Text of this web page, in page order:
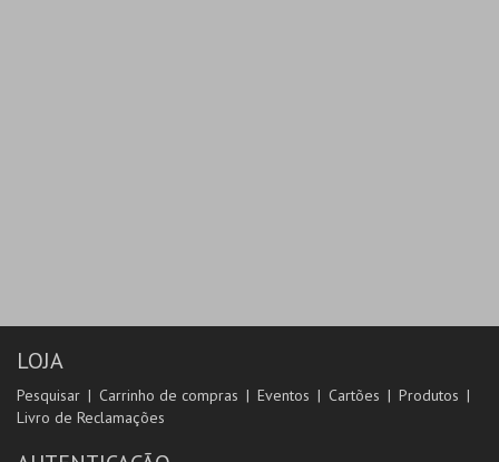
LOJA
Pesquisar Carrinho de compras Eventos Cartões
Produtos
Livro de Reclamações